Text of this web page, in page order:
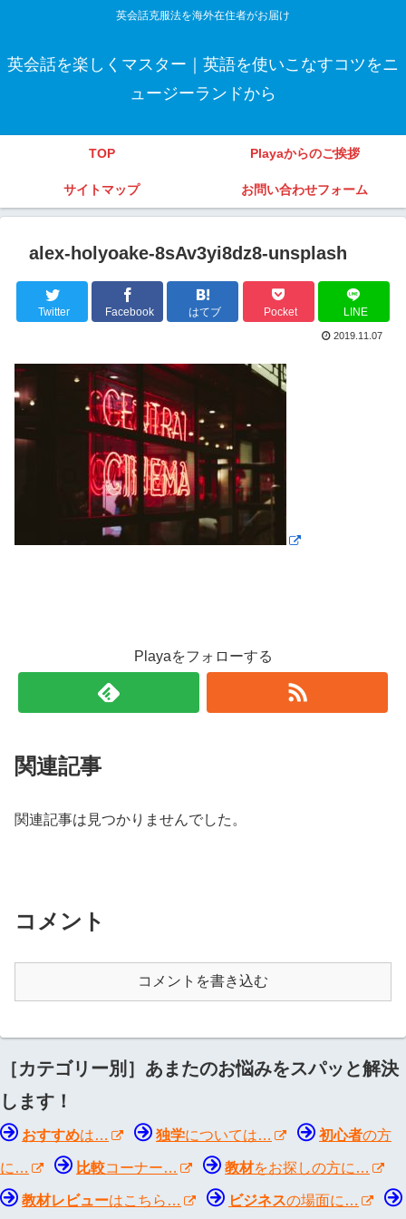
英会話克服法を海外在住者がお届け
英会話を楽しくマスター｜英語を使いこなすコツをニ
ュージーランドから
TOP Playaからのご挨拶
サイトマップ お問い合わせフォーム
alex-holyoake-8sAv3yi8dz8-unsplash
Twitter Facebook はてブ Pocket LINE
2019.11.07
Playaをフォローする
関連記事
関連記事は見つかりませんでした。
コメント
コメントを書き込む
［カテゴリー別］あまたのお悩みをスパッと解決
します！
おすすめは… 独学については… 初心者の方
に… 比較コーナー… 教材をお探しの方に…
教材レビューはこちら… ビジネスの場面に…